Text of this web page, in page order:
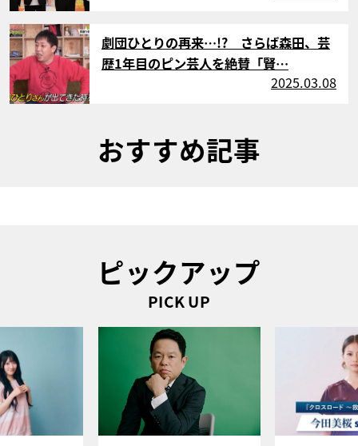
サムネイル
劇団ひとりの再来…!? さらば森田、芸
歴1年目のピン芸人を絶賛「賢…
2025.03.08
おすすめ記事
ピックアップ
PICK UP